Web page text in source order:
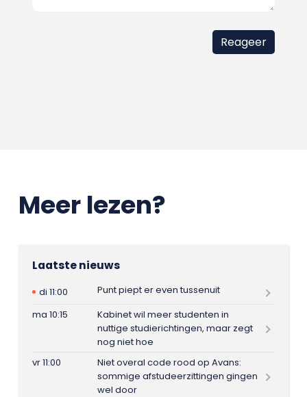
Meer lezen?
Laatste nieuws
di 11:00
Punt piept er even tussenuit
ma 10:15
Kabinet wil meer studenten in
nuttige studierichtingen, maar zegt
nog niet hoe
vr 11:00
Niet overal code rood op Avans:
sommige afstudeerzittingen gingen
wel door